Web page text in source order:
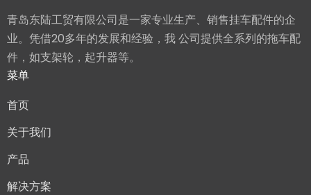
青岛东陆工贸有限公司是一家专业生产、销售挂车配件的企
业。凭借20多年的发展和经验，我 公司提供全系列的拖车配
件，如支架轮，起升器等。
菜单
首页
关于我们
产品
解决方案